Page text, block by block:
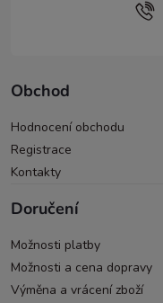
Obchod
Hodnocení obchodu
Registrace
Kontakty
Doručení
Možnosti platby
Možnosti a cena dopravy
Výměna a vrácení zboží